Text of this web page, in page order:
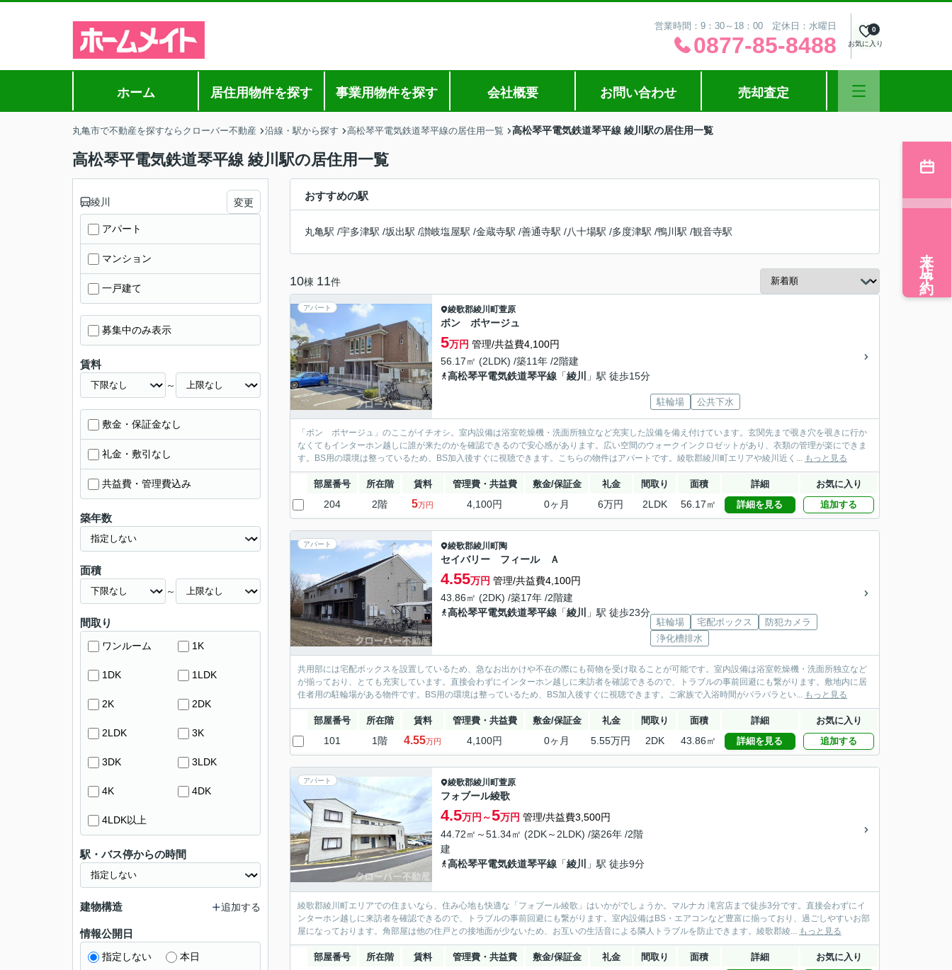
営業時間：9：30～18：00 定休日：水曜日
0877-85-8488 お気に入り
0
ホーム 居住用物件を探す 事業用物件を探す 会社概要 お問い合わせ 売却査定
丸亀市で不動産を探すならクローバー不動産 沿線・駅から探す 高松琴平電気鉄道琴平線の居住用一覧 高松琴平電気鉄道琴平線 綾川駅の居住用一覧
高松琴平電気鉄道琴平線 綾川駅の居住用一覧
おすすめの駅
丸亀駅 /宇多津駅 /坂出駅 /讃岐塩屋駅 /金蔵寺駅 /善通寺駅 /八十場駅 /多度津駅 /鴨川駅 /観音寺駅
10棟 11件
アパート 綾歌郡綾川町萱原
ボン ボヤージュ
5万円 管理/共益費4,100円
56.17㎡ (2LDK) /築11年 /2階建
高松琴平電気鉄道琴平線 「綾川 」駅 徒歩15分
駐輪場 公共下水
「ボン ボヤージュ」のここがイチオシ。室内設備は浴室乾燥機・洗面所独立など充実した設備を備え付けています。玄関先まで覗き穴を覗きに行か
なくてもインターホン越しに誰が来たのかを確認できるので安心感があります。広い空間のウォークインクロゼットがあり、衣類の管理が楽にできま
す。BS用の環境は整っているため、BS加入後すぐに視聴できます。こちらの物件はアパートです。綾歌郡綾川町エリアや綾川近く... もっと見る
部屋番号 所在階 賃料 管理費・共益費 敷金/保証金 礼金 間取り 面積 詳細 お気に入り
204 2階 5万円 4,100円 0ヶ月 6万円 2LDK 56.17㎡ 詳細を見る 追加する
アパート 綾歌郡綾川町陶
セイバリー フィール Ａ
4.55万円 管理/共益費4,100円
43.86㎡ (2DK) /築17年 /2階建
高松琴平電気鉄道琴平線 「綾川 」駅 徒歩23分
駐輪場 宅配ボックス
防犯カメラ
浄化槽排水
共用部には宅配ボックスを設置しているため、急なお出かけや不在の際にも荷物を受け取ることが可能です。室内設備は浴室乾燥機・洗面所独立など
が揃っており、とても充実しています。直接会わずにインターホン越しに来訪者を確認できるので、トラブルの事前回避にも繋がります。敷地内に居
住者用の駐輪場がある物件です。BS用の環境は整っているため、BS加入後すぐに視聴できます。ご家族で入浴時間がバラバラとい... もっと見る
部屋番号 所在階 賃料 管理費・共益費 敷金/保証金 礼金 間取り 面積 詳細 お気に入り
101 1階 4.55万円 4,100円 0ヶ月 5.55万円 2DK 43.86㎡ 詳細を見る 追加する
アパート 綾歌郡綾川町萱原
フォブール綾歌
4.5万円～5万円 管理/共益費3,500円
44.72㎡～51.34㎡ (2DK～2LDK) /築26年 /2階
建
高松琴平電気鉄道琴平線 「綾川 」駅 徒歩9分
綾歌郡綾川町エリアでの住まいなら、住み心地も快適な「フォブール綾歌」はいかがでしょうか。マルナカ 滝宮店まで徒歩3分です。直接会わずにイ
ンターホン越しに来訪者を確認できるので、トラブルの事前回避にも繋がります。室内設備はBS・エアコンなど豊富に揃っており、過ごしやすいお部
屋になっております。角部屋は他の住戸との接地面が少ないため、お互いの生活音による隣人トラブルを防止できます。綾歌郡綾... もっと見る
部屋番号 所在階 賃料 管理費・共益費 敷金/保証金 礼金 間取り 面積 詳細 お気に入り
綾川 変更
アパート
マンション
一戸建て
募集中のみ表示
賃料
～
敷金・保証金なし
礼金・敷引なし
共益費・管理費込み
築年数
面積
～
間取り
ワンルーム 1K
1DK 1LDK
2K 2DK
2LDK 3K
3DK 3LDK
4K 4DK
4LDK以上
駅・バス停からの時間
建物構造 追加する
情報公開日
指定しない 本日
来店予約